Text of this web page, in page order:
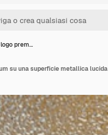
prem…
su una superficie metallica lucida